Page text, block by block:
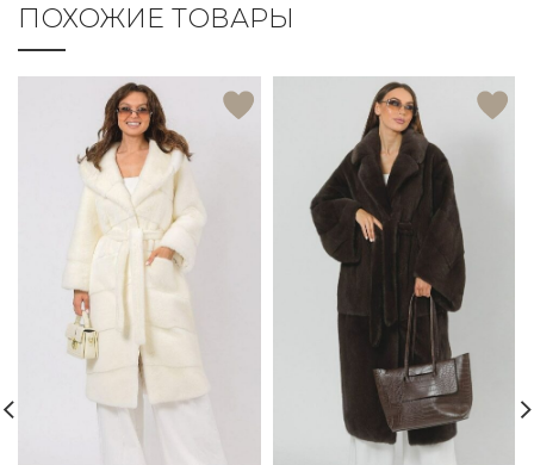
ПОХОЖИЕ ТОВАРЫ